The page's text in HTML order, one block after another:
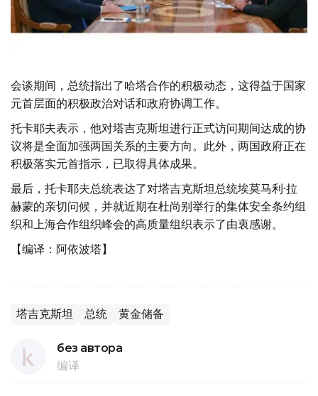
会谈期间，总统指出了哈塔合作的积极动态，这得益于国家
元首层面的积极政治对话和政府协调工作。
托卡耶夫表示，他对塔吉克斯坦进行正式访问期间达成的协
议将是全面加强两国关系的主要方向。此外，两国政府正在
积极落实元首指示，已取得具体成果。
最后，托卡耶夫总统表达了对塔吉克斯坦总统埃莫马利·拉
赫蒙的亲切问候，并就近期在杜尚别举行的集体安全条约组
织和上海合作组织峰会的高质量组织表示了由衷感谢。
【编译：阿依波塔】
塔吉克斯坦 总统 黄金储备
без автора
编译